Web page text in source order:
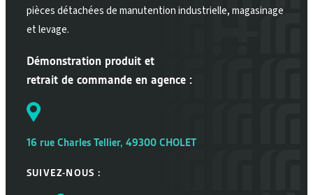
pièces détachées de manutention industrielle, magasinage
et levage.
Démonstration produit et
retrait de commande en agence :
16 rue Charles Tellier, 49300 CHOLET
SUIVEZ-NOUS :